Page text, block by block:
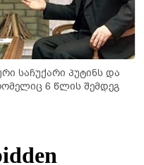
საჩუქარი პუტინს და
6 წლის შემდეგ